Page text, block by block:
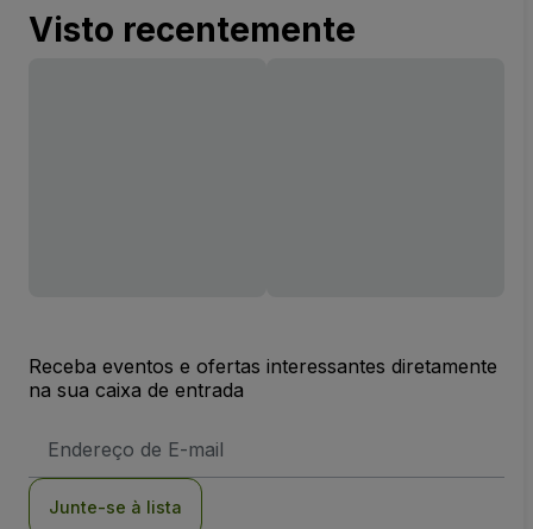
Visto recentemente
Receba eventos e ofertas interessantes diretamente
na sua caixa de entrada
de
Junte-se à lista